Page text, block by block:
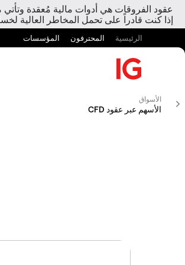
عقود الفروقات هي أدوات مالية مُعقدة
إذا كنت قادراً على تحمل المخاطر العالية
الرئيسية المحترفون المؤسسات
الأسواق
الأسهم عبر عقود CFD